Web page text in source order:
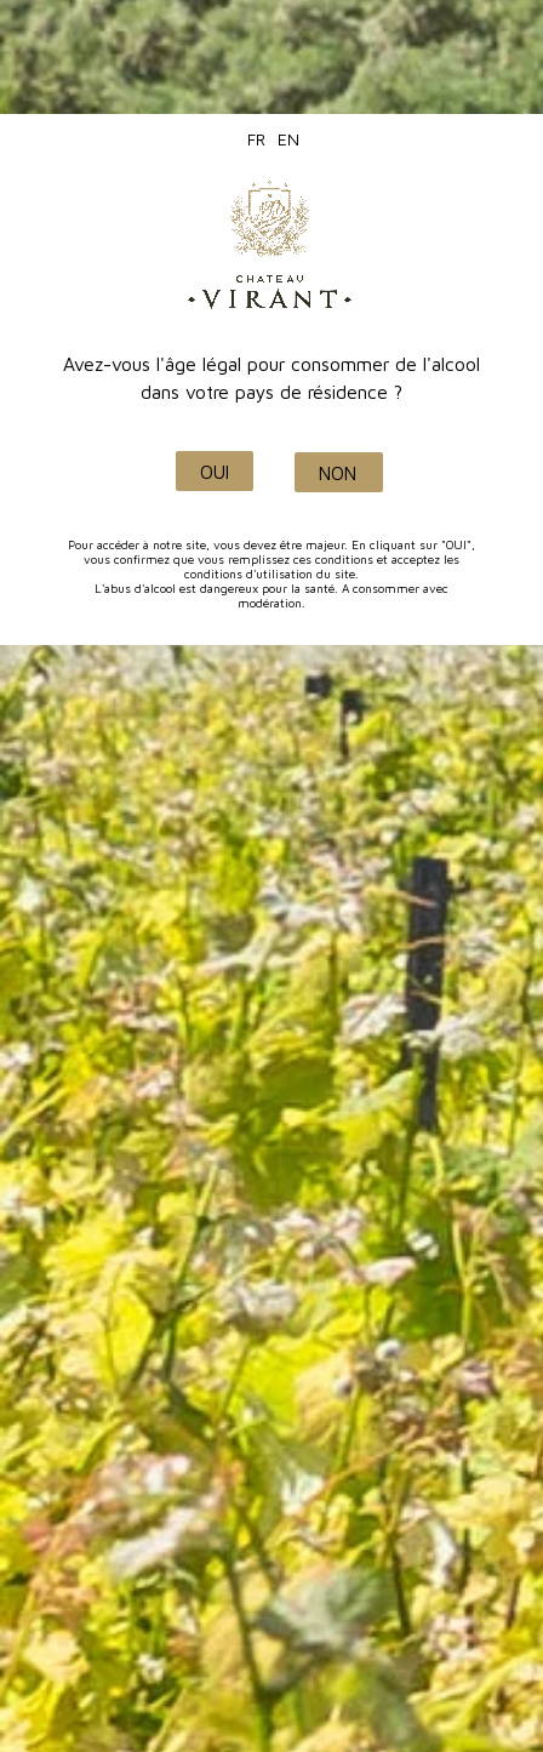
Rosé Gris
46 avis
7,80 €
Cuvée Inspiration Rosé (Tradition)
67 avis
10,10 €
Cuvée AOC Blanc
33 avis
7,80 €
FR EN
Avez-vous l'âge légal pour consommer de l'alcool
dans votre pays de résidence ?
OUI NON
Pour accéder à notre site, vous devez être majeur. En cliquant sur "OUI",
vous confirmez que vous remplissez ces conditions et acceptez les
conditions d'utilisation du site.
L'abus d'alcool est dangereux pour la santé. A consommer avec
modération.